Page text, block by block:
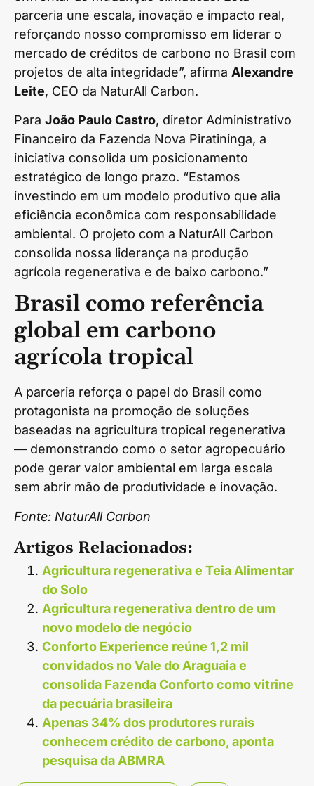
parceria une escala, inovação e impacto real,
reforçando nosso compromisso em liderar o
mercado de créditos de carbono no Brasil com
projetos de alta integridade”, afirma Alexandre
Leite, CEO da NaturAll Carbon.
Para João Paulo Castro, diretor Administrativo
Financeiro da Fazenda Nova Piratininga, a
iniciativa consolida um posicionamento
estratégico de longo prazo. “Estamos
investindo em um modelo produtivo que alia
eficiência econômica com responsabilidade
ambiental. O projeto com a NaturAll Carbon
consolida nossa liderança na produção
agrícola regenerativa e de baixo carbono.”
Brasil como referência
global em carbono
agrícola tropical
A parceria reforça o papel do Brasil como
protagonista na promoção de soluções
baseadas na agricultura tropical regenerativa
— demonstrando como o setor agropecuário
pode gerar valor ambiental em larga escala
sem abrir mão de produtividade e inovação.
Fonte: NaturAll Carbon
Artigos Relacionados:
Agricultura regenerativa e Teia Alimentar
do Solo
Agricultura regenerativa dentro de um
novo modelo de negócio
Conforto Experience reúne 1,2 mil
convidados no Vale do Araguaia e
consolida Fazenda Conforto como vitrine
da pecuária brasileira
Apenas 34% dos produtores rurais
conhecem crédito de carbono, aponta
pesquisa da ABMRA